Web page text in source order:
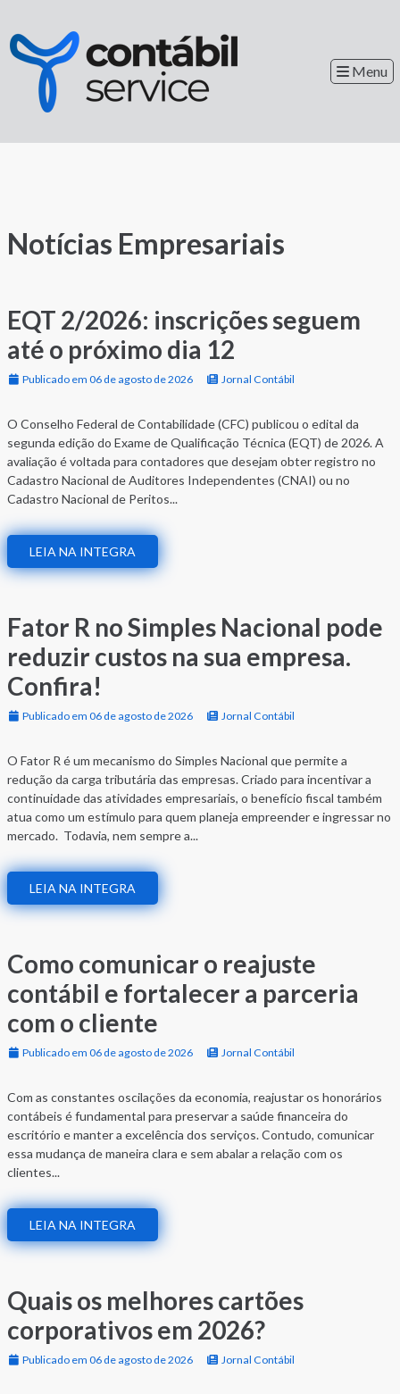
Menu
Notícias Empresariais
EQT 2/2026: inscrições seguem
até o próximo dia 12
Publicado em 06 de agosto de 2026 Jornal Contábil
O Conselho Federal de Contabilidade (CFC) publicou o edital da
segunda edição do Exame de Qualificação Técnica (EQT) de 2026. A
avaliação é voltada para contadores que desejam obter registro no
Cadastro Nacional de Auditores Independentes (CNAI) ou no
Cadastro Nacional de Peritos...
LEIA NA INTEGRA
Fator R no Simples Nacional pode
reduzir custos na sua empresa.
Confira!
Publicado em 06 de agosto de 2026 Jornal Contábil
O Fator R é um mecanismo do Simples Nacional que permite a
redução da carga tributária das empresas. Criado para incentivar a
continuidade das atividades empresariais, o benefício fiscal também
atua como um estímulo para quem planeja empreender e ingressar no
mercado. Todavia, nem sempre a...
LEIA NA INTEGRA
Como comunicar o reajuste
contábil e fortalecer a parceria
com o cliente
Publicado em 06 de agosto de 2026 Jornal Contábil
Com as constantes oscilações da economia, reajustar os honorários
contábeis é fundamental para preservar a saúde financeira do
escritório e manter a excelência dos serviços. Contudo, comunicar
essa mudança de maneira clara e sem abalar a relação com os
clientes...
LEIA NA INTEGRA
Quais os melhores cartões
corporativos em 2026?
Publicado em 06 de agosto de 2026 Jornal Contábil